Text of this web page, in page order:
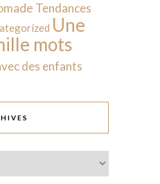
Tendances
Une
mots
des enfants